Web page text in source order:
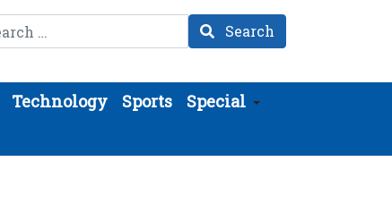
Search
Technology Sports
Special